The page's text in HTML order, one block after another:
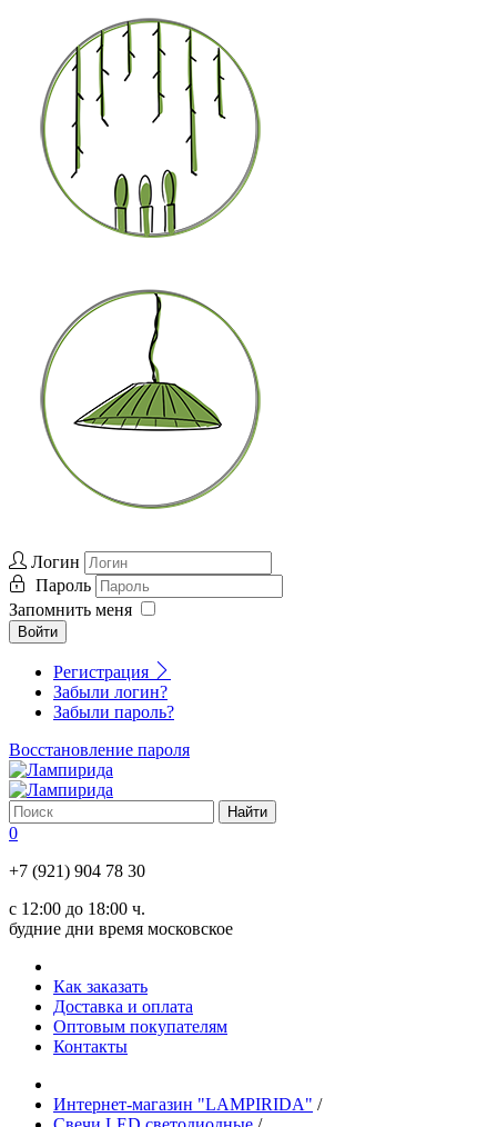
Логин
Пароль
Запомнить меня
Войти
Регистрация
Забыли логин?
Забыли пароль?
Восстановление пароля
0
+7 (921) 904 78 30
с 12:00 до 18:00 ч.
будние дни время московское
Как заказать
Доставка и оплата
Оптовым покупателям
Контакты
Интернет-магазин "LAMPIRIDA" /